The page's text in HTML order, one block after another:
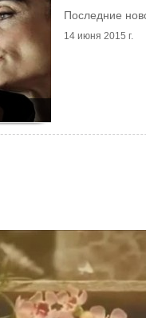
Последние
14 июня 2015 г.